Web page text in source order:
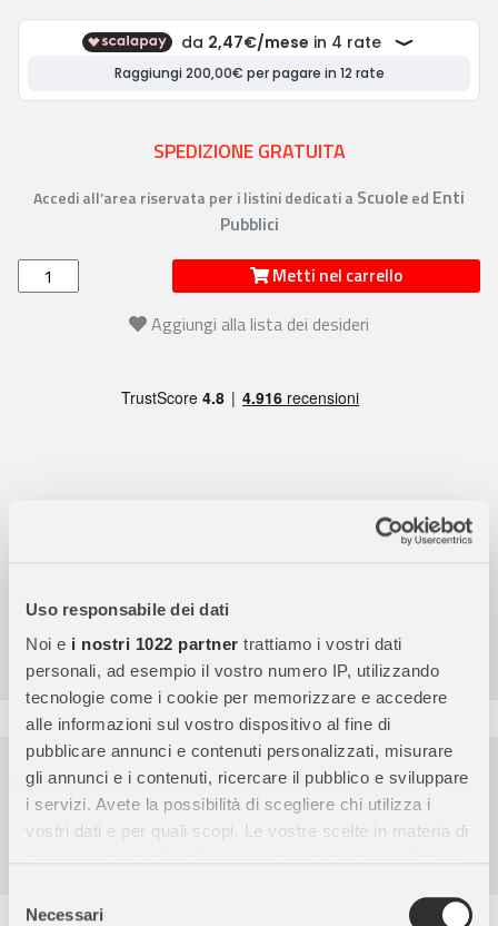
Uso responsabile dei dati
Noi e i nostri 1022 partner trattiamo i vostri dati
personali, ad esempio il vostro numero IP, utilizzando
tecnologie come i cookie per memorizzare e accedere
alle informazioni sul vostro dispositivo al fine di
pubblicare annunci e contenuti personalizzati, misurare
gli annunci e i contenuti, ricercare il pubblico e sviluppare
i servizi. Avete la possibilità di scegliere chi utilizza i
vostri dati e per quali scopi. Le vostre scelte in materia di
modificare o revocare il proprio consenso in qualsiasi
delNecessari
SPEDIZIONE GRATUITA
Accedi all’area riservata per i listini dedicati a Scuoleed Enti
Pubblici
Metti nel carrello
Aggiungi alla lista dei desideri
4,7/5
9.859
Recensioni
Pagamenti sicuri
Garanzia e reso facili
Assistenza dal lunedì al venerdì